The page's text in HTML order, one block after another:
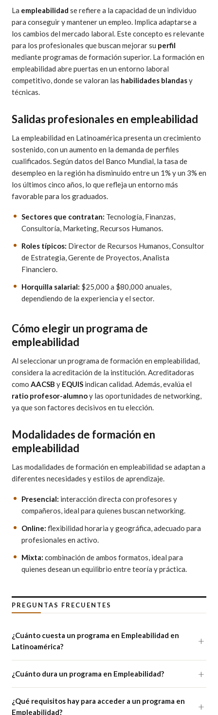
La empleabilidad se refiere a la capacidad de un individuo
para conseguir y mantener un empleo. Implica adaptarse a
los cambios del mercado laboral. Este concepto es relevante
para los profesionales que buscan mejorar su perfil
mediante programas de formación superior. La formación en
empleabilidad abre puertas en un entorno laboral
competitivo, donde se valoran las habilidades blandasy
técnicas.
Salidas profesionales en empleabilidad
La empleabilidad en Latinoamérica presenta un crecimiento
sostenido, con un aumento en la demanda de perfiles
cualificados. Según datos del Banco Mundial, la tasa de
desempleo en la región ha disminuido entre un 1% y un 3% en
los últimos cinco años, lo que refleja un entorno más
favorable para los graduados.
Sectores que contratan: Tecnología, Finanzas,
Consultoría, Marketing, Recursos Humanos.
Roles típicos: Director de Recursos Humanos, Consultor
de Estrategia, Gerente de Proyectos, Analista
Financiero.
Horquilla salarial: $25,000 a $80,000 anuales,
dependiendo de la experiencia y el sector.
Cómo elegir un programa de
empleabilidad
Al seleccionar un programa de formación en empleabilidad,
considera la acreditación de la institución. Acreditadoras
como AACSB y EQUIS indican calidad. Además, evalúa el
ratio profesor-alumnoy las oportunidades de networking,
ya que son factores decisivos en tu elección.
Modalidades de formación en
empleabilidad
Las modalidades de formación en empleabilidad se adaptan a
diferentes necesidades y estilos de aprendizaje.
Presencial: interacción directa con profesores y
compañeros, ideal para quienes buscan networking.
Online: flexibilidad horaria y geográfica, adecuado para
profesionales en activo.
Mixta: combinación de ambos formatos, ideal para
quienes desean un equilibrio entre teoría y práctica.
PREGUNTAS FRECUENTES
¿Cuánto cuesta un programa en Empleabilidad en
Latinoamérica?
¿Cuánto dura un programa en Empleabilidad?
¿Qué requisitos hay para acceder a un programa en
Empleabilidad?